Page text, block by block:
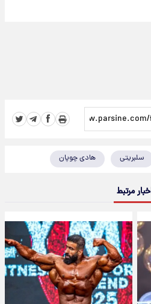
سلبریتی هادی چوپان
مرتبط